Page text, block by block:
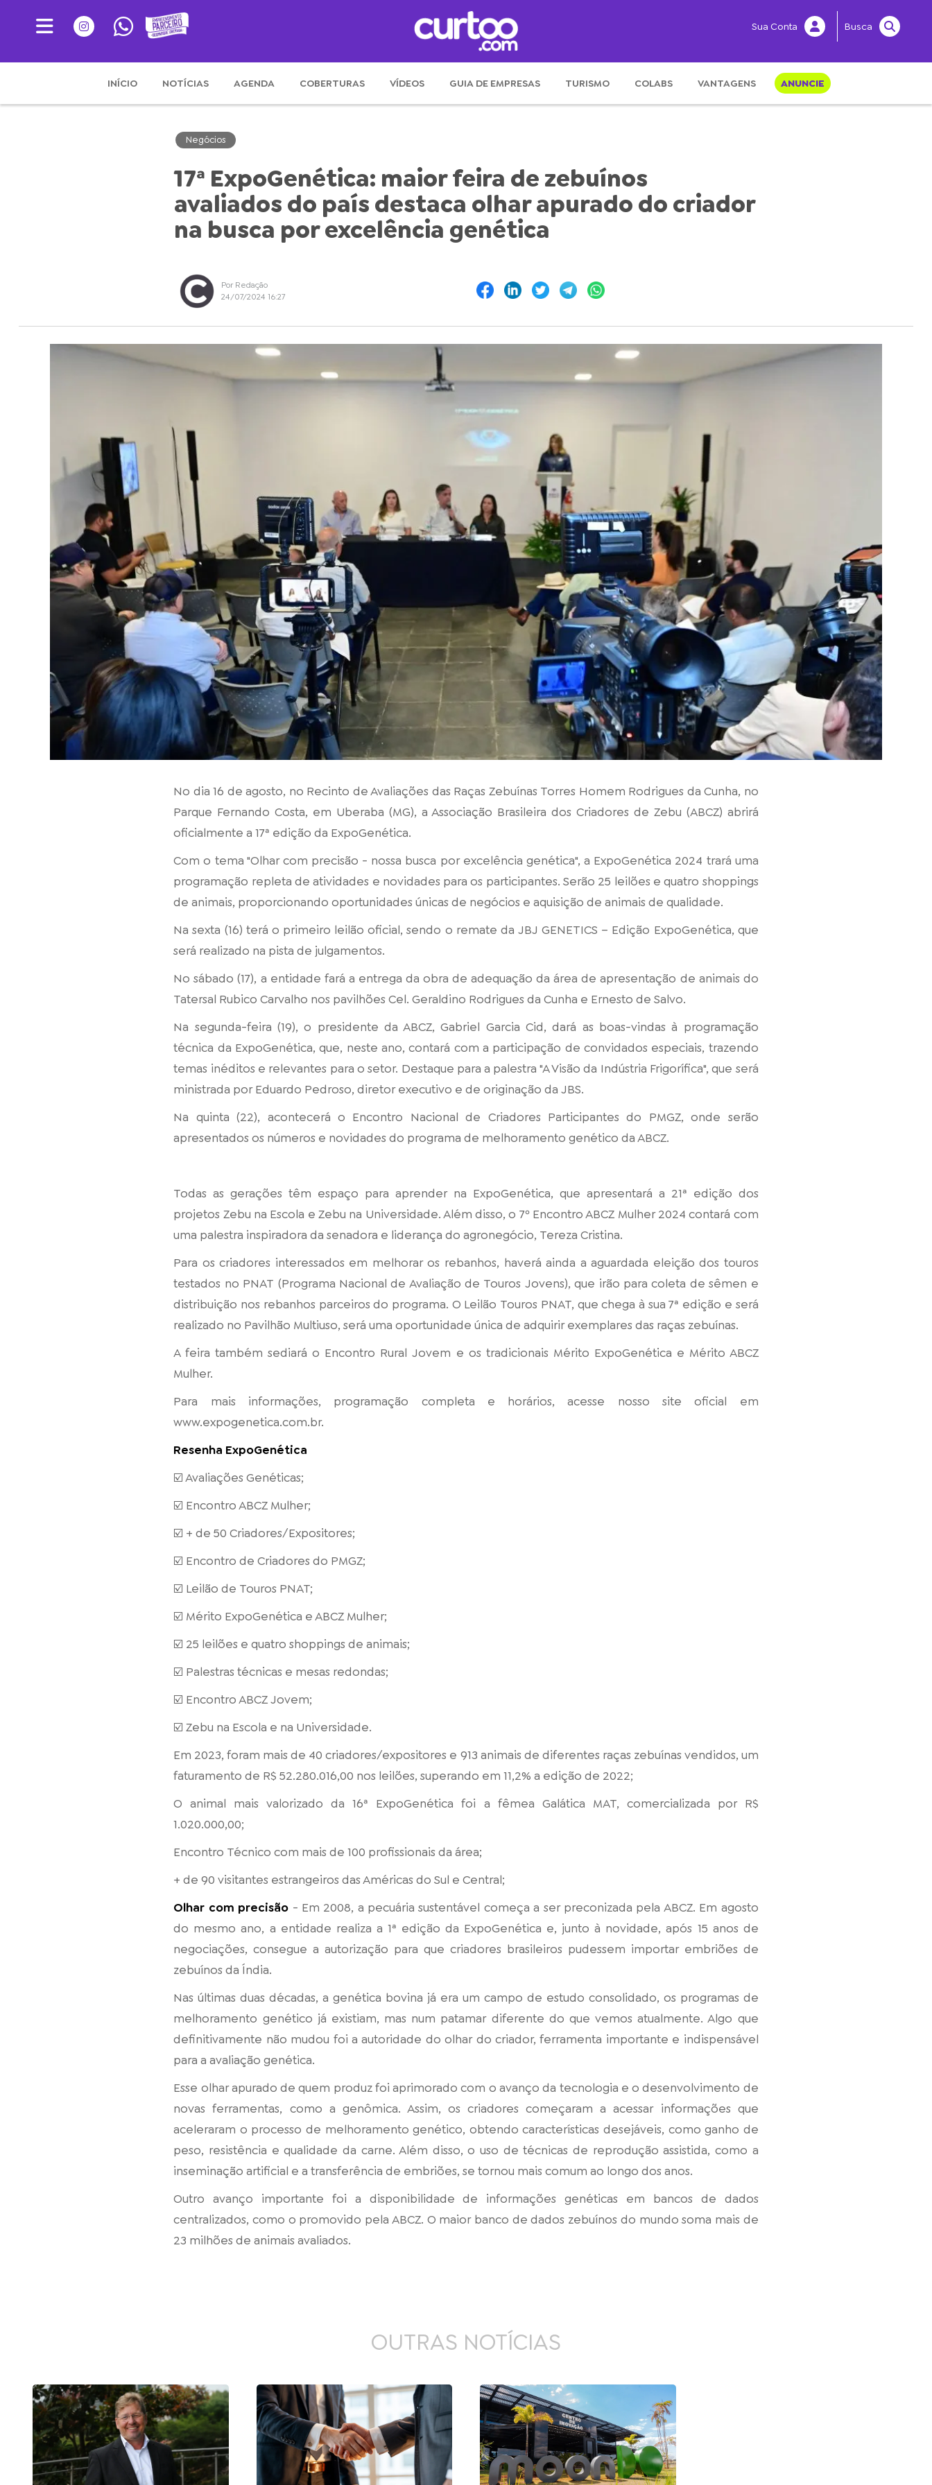
Busca
Sua Conta
INÍCIO NOTÍCIAS AGENDA COBERTURAS VÍDEOS GUIA DE EMPRESAS TURISMO COLABS VANTAGENS ANUNCIE
Negócios
17ª ExpoGenética: maior feira de zebuínos
avaliados do país destaca olhar apurado do criador
na busca por excelência genética
Por Redação
24/07/2024 16:27
No dia 16 de agosto, no Recinto de Avaliações das Raças Zebuínas Torres Homem Rodrigues da Cunha, no
Parque Fernando Costa, em Uberaba (MG), a Associação Brasileira dos Criadores de Zebu (ABCZ) abrirá
oficialmente a 17ª edição da ExpoGenética.
Com o tema "Olhar com precisão - nossa busca por excelência genética", a ExpoGenética 2024 trará uma
programação repleta de atividades e novidades para os participantes. Serão 25 leilões e quatro shoppings
de animais, proporcionando oportunidades únicas de negócios e aquisição de animais de qualidade.
Na sexta (16) terá o primeiro leilão oficial, sendo o remate da JBJ GENETICS – Edição ExpoGenética, que
será realizado na pista de julgamentos.
No sábado (17), a entidade fará a entrega da obra de adequação da área de apresentação de animais do
Tatersal Rubico Carvalho nos pavilhões Cel. Geraldino Rodrigues da Cunha e Ernesto de Salvo.
Na segunda-feira (19), o presidente da ABCZ, Gabriel Garcia Cid, dará as boas-vindas à programação
técnica da ExpoGenética, que, neste ano, contará com a participação de convidados especiais, trazendo
temas inéditos e relevantes para o setor. Destaque para a palestra "A Visão da Indústria Frigorífica", que será
ministrada por Eduardo Pedroso, diretor executivo e de originação da JBS.
Na quinta (22), acontecerá o Encontro Nacional de Criadores Participantes do PMGZ, onde serão
apresentados os números e novidades do programa de melhoramento genético da ABCZ.
Todas as gerações têm espaço para aprender na ExpoGenética, que apresentará a 21ª edição dos
projetos Zebu na Escola e Zebu na Universidade. Além disso, o 7º Encontro ABCZ Mulher 2024 contará com
uma palestra inspiradora da senadora e liderança do agronegócio, Tereza Cristina.
Para os criadores interessados em melhorar os rebanhos, haverá ainda a aguardada eleição dos touros
testados no PNAT (Programa Nacional de Avaliação de Touros Jovens), que irão para coleta de sêmen e
distribuição nos rebanhos parceiros do programa. O Leilão Touros PNAT, que chega à sua 7ª edição e será
realizado no Pavilhão Multiuso, será uma oportunidade única de adquirir exemplares das raças zebuínas.
A feira também sediará o Encontro Rural Jovem e os tradicionais Mérito ExpoGenética e Mérito ABCZ
Mulher.
Para mais informações, programação completa e horários, acesse nosso site oficial em
www.expogenetica.com.br.
Resenha ExpoGenética
☑️ Avaliações Genéticas;
☑️ Encontro ABCZ Mulher;
☑️ + de 50 Criadores/Expositores;
☑️ Encontro de Criadores do PMGZ;
☑️ Leilão de Touros PNAT;
☑️ Mérito ExpoGenética e ABCZ Mulher;
☑️ 25 leilões e quatro shoppings de animais;
☑️ Palestras técnicas e mesas redondas;
☑️ Encontro ABCZ Jovem;
☑️ Zebu na Escola e na Universidade.
Em 2023, foram mais de 40 criadores/expositores e 913 animais de diferentes raças zebuínas vendidos, um
faturamento de R$ 52.280.016,00 nos leilões, superando em 11,2% a edição de 2022;
O animal mais valorizado da 16ª ExpoGenética foi a fêmea Galática MAT, comercializada por R$
1.020.000,00;
Encontro Técnico com mais de 100 profissionais da área;
+ de 90 visitantes estrangeiros das Américas do Sul e Central;
Olhar com precisão - Em 2008, a pecuária sustentável começa a ser preconizada pela ABCZ. Em agosto
do mesmo ano, a entidade realiza a 1ª edição da ExpoGenética e, junto à novidade, após 15 anos de
negociações, consegue a autorização para que criadores brasileiros pudessem importar embriões de
zebuínos da Índia.
Nas últimas duas décadas, a genética bovina já era um campo de estudo consolidado, os programas de
melhoramento genético já existiam, mas num patamar diferente do que vemos atualmente. Algo que
definitivamente não mudou foi a autoridade do olhar do criador, ferramenta importante e indispensável
para a avaliação genética.
Esse olhar apurado de quem produz foi aprimorado com o avanço da tecnologia e o desenvolvimento de
novas ferramentas, como a genômica. Assim, os criadores começaram a acessar informações que
aceleraram o processo de melhoramento genético, obtendo características desejáveis, como ganho de
peso, resistência e qualidade da carne. Além disso, o uso de técnicas de reprodução assistida, como a
inseminação artificial e a transferência de embriões, se tornou mais comum ao longo dos anos.
Outro avanço importante foi a disponibilidade de informações genéticas em bancos de dados
centralizados, como o promovido pela ABCZ. O maior banco de dados zebuínos do mundo soma mais de
23 milhões de animais avaliados.
OUTRAS NOTÍCIAS